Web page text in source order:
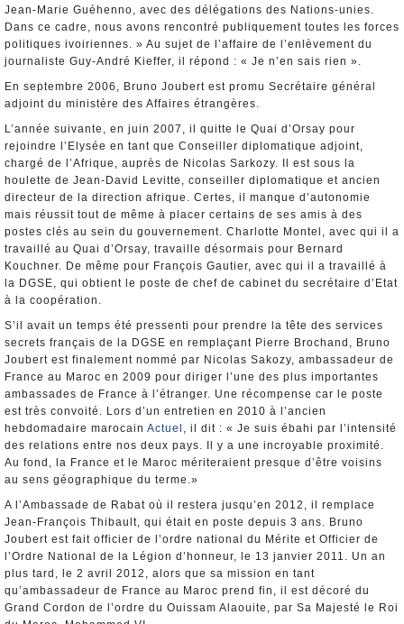
Jean-Marie Guéhenno, avec des délégations des Nations-unies.
Dans ce cadre, nous avons rencontré publiquement toutes les forces
politiques ivoiriennes. » Au sujet de l’affaire de l’enlèvement du
journaliste Guy-André Kieffer, il répond : « Je n’en sais rien ».
En septembre 2006, Bruno Joubert est promu Secrétaire général
adjoint du ministère des Affaires étrangères.
L’année suivante, en juin 2007, il quitte le Quai d’Orsay pour
rejoindre l’Elysée en tant que Conseiller diplomatique adjoint,
chargé de l’Afrique, auprès de Nicolas Sarkozy. Il est sous la
houlette de Jean-David Levitte, conseiller diplomatique et ancien
directeur de la direction afrique. Certes, il manque d’autonomie
mais réussit tout de même à placer certains de ses amis à des
postes clés au sein du gouvernement. Charlotte Montel, avec qui il a
travaillé au Quai d’Orsay, travaille désormais pour Bernard
Kouchner. De même pour François Gautier, avec qui il a travaillé à
la DGSE, qui obtient le poste de chef de cabinet du secrétaire d’Etat
à la coopération.
S’il avait un temps été pressenti pour prendre la tête des services
secrets français de la DGSE en remplaçant Pierre Brochand, Bruno
Joubert est finalement nommé par Nicolas Sakozy, ambassadeur de
France au Maroc en 2009 pour diriger l’une des plus importantes
ambassades de France à l’étranger. Une récompense car le poste
est très convoité. Lors d’un entretien en 2010 à l’ancien
hebdomadaire marocain Actuel , il dit : « Je suis ébahi par l’intensité
des relations entre nos deux pays. Il y a une incroyable proximité.
Au fond, la France et le Maroc mériteraient presque d’être voisins
au sens géographique du terme.»
A l’Ambassade de Rabat où il restera jusqu’en 2012, il remplace
Jean-François Thibault, qui était en poste depuis 3 ans. Bruno
Joubert est fait officier de l’ordre national du Mérite et Officier de
l’Ordre National de la Légion d’honneur, le 13 janvier 2011. Un an
plus tard, le 2 avril 2012, alors que sa mission en tant
qu’ambassadeur de France au Maroc prend fin, il est décoré du
Grand Cordon de l’ordre du Ouissam Alaouite, par Sa Majesté le Roi